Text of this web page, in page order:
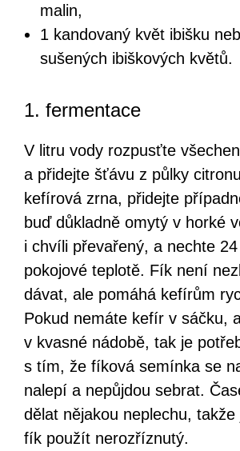
malin,
1 kandovaný květ ibišku
sušených ibiškových květů.
1. fermentace
V litru vody rozpusťte
a přidejte šťávu z půlky
kefírová zrna, přidejte
buď důkladně omytý v horké
i chvíli převařený, a nechte
pokojové teplotě. Fík není
dávat, ale pomáhá kefírům
Pokud nemáte kefír v sáčku,
v kvasné nádobě, tak je
s tím, že fíková semínka se
nalepí a nepůjdou sebrat.
dělat nějakou neplechu,
fík použít nerozříznutý.